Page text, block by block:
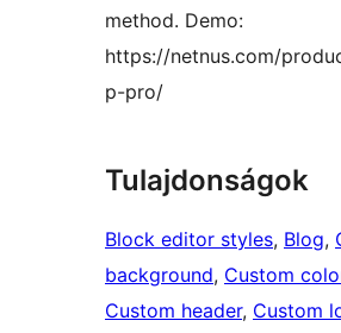
method. Demo:
https://netnus.com/
p-pro/
Tulajdonságok
Block editor styles, Blog,
background, Custom
Custom header, Custom